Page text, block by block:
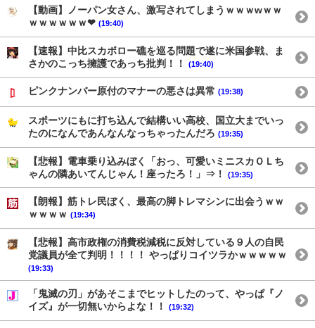
【動画】ノーパン女さん、激写されてしまうｗｗｗwｗｗ
ｗｗｗｗｗｗ❤ (19:40)
【速報】中比スカボロー礁を巡る問題で遂に米国参戦、ま
さかのこっち擁護であっち批判！！
(19:40)
ピンクナンバー原付のマナーの悪さは異常 (19:38)
スポーツにもに打ち込んで結構いい高校、国立大までいっ
たのになんであんなんなっちゃったんだろ (19:35)
【悲報】電車乗り込みぼく「おっ、可愛いミニスカＯＬち
ゃんの隣あいてんじゃん！座ったろ！」⇒！
(19:35)
【朗報】筋トレ民ぼく、最高の脚トレマシンに出会うｗｗ
ｗｗｗｗ (19:34)
【悲報】高市政権の消費税減税に反対している９人の自民
党議員が全て判明！！！！ やっぱりコイツラかｗｗｗｗｗ
(19:33)
「鬼滅の刃」があそこまでヒットしたのって、やっぱ『ノ
イズ』が一切無いからよな！！
(19:32)